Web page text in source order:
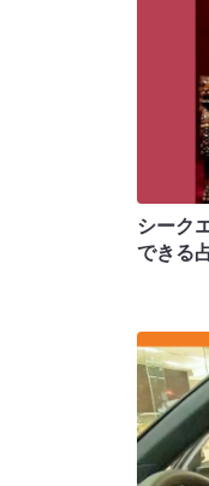
シーク
できる